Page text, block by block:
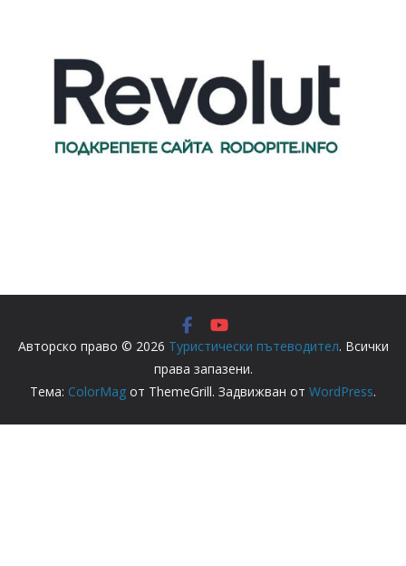
Авторско право © 2026 Туристически пътеводител. Всички
права запазени.
Тема: ColorMag от ThemeGrill. Задвижван от WordPress.